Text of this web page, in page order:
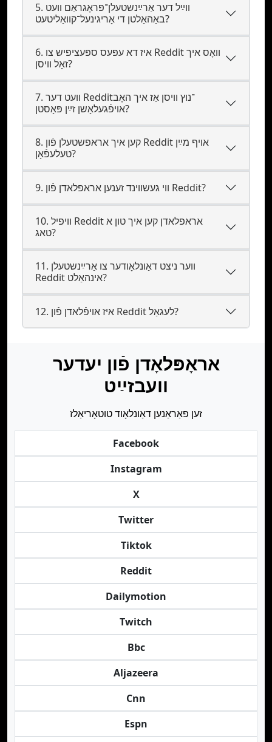
5. װײַל דער אַרײַנשטעלן־פּראָגראַם װעט
באַהאַלטן די אָריגינעל־קוואַליטעט?
6. איז דא עפּעס ספּעציפיש צו Reddit וואָס איך
זאָל וויסן?
7. װעט דער Reddit־נוץ וויסן אַז איך האָב
אױפֿגעלאָשן זײַן פּאָסטן?
8. קען איך אראפשטעלן פֿון Reddit אויף מײַן
טעלעפֿאָן?
9. ווי געשווינד זענען אראפלאדן פֿון Reddit?
10. וויפיל Reddit אראפלאדן קען איך טון א
טאג?
11. ווער ניצט דאַונלאָודער צו אַרײַנשטעלן
Reddit אינהאַלט?
12. איז אױפֿלאדן פֿון Reddit לעגאַל?
אראָפּלאָדן פֿון יעדער
וועבזײַט
זען פאַראַנען דאַונלאָוד טוטאָריאַלז
Facebook
Instagram
X
Twitter
Tiktok
Reddit
Dailymotion
Twitch
Bbc
Aljazeera
Cnn
Espn